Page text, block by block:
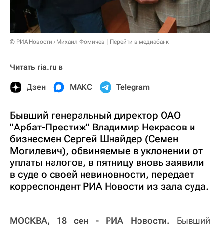
© РИА Новости / Михаил Фомичев Перейти в медиабанк
Читать ria.ru в
Дзен МАКС Telegram
Бывший генеральный директор ОАО
"Арбат-Престиж" Владимир Некрасов и
бизнесмен Сергей Шнайдер (Семен
Могилевич), обвиняемые в уклонении от
уплаты налогов, в пятницу вновь заявили
в суде о своей невиновности, передает
корреспондент РИА Новости из зала суда.
МОСКВА, 18 сен - РИА Новости. Бывший